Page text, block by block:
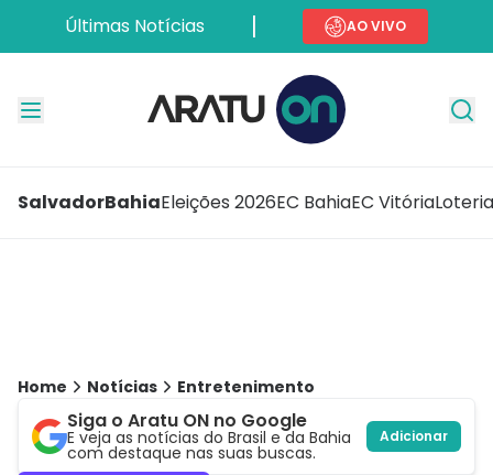
Últimas Notícias AO VIVO
SalvadorBahiaEleições 2026EC BahiaEC Vitória
Home Notícias Entretenimento
Siga o Aratu ON no Google
E veja as notícias do Brasil e da Bahia
com destaque nas suas buscas.
Adicionar